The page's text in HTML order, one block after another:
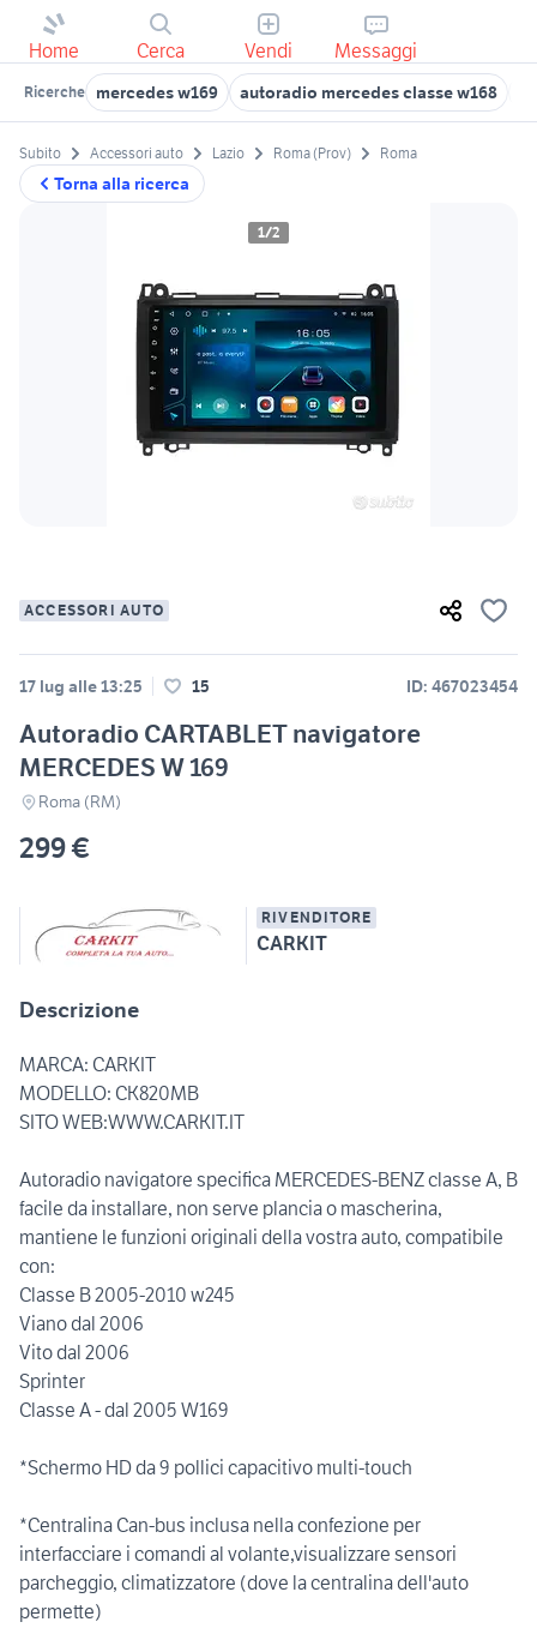
Home Cerca Vendi Messaggi
Ricerche mercedes w169 autoradio mercedes classe w168
Torna alla ricerca
Subito Accessori auto Lazio Roma (Prov) Roma
1/2
ACCESSORI AUTO
17 lug alle 13:25 15 ID: 467023454
Autoradio CARTABLET navigatore
MERCEDES W 169
Roma (RM)
299 €
RIVENDITORE
CARKIT
Descrizione
MARCA: CARKIT
MODELLO: CK820MB
SITO WEB:WWW.CARKIT.IT
Autoradio navigatore specifica MERCEDES-BENZ classe A, B
facile da installare, non serve plancia o mascherina,
mantiene le funzioni originali della vostra auto, compatibile
con:
Classe B 2005-2010 w245
Viano dal 2006
Vito dal 2006
Sprinter
Classe A - dal 2005 W169
*Schermo HD da 9 pollici capacitivo multi-touch
*Centralina Can-bus inclusa nella confezione per
interfacciare i comandi al volante,visualizzare sensori
parcheggio, climatizzatore (dove la centralina dell'auto
permette)